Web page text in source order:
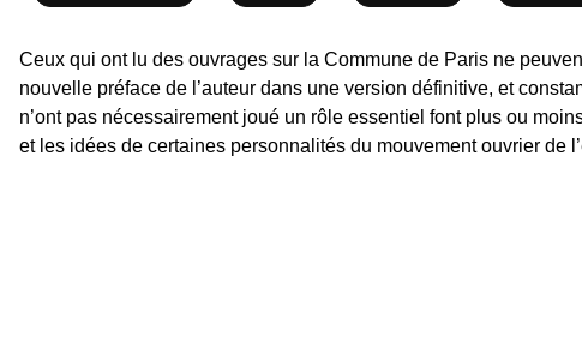
Ceux qui ont lu des ouvrages sur la Commune de Paris ne
nouvelle préface de l’auteur dans une version définitive, et
n’ont pas nécessairement joué un rôle essentiel font plus ou
et les idées de certaines personnalités du mouvement ouvrier de